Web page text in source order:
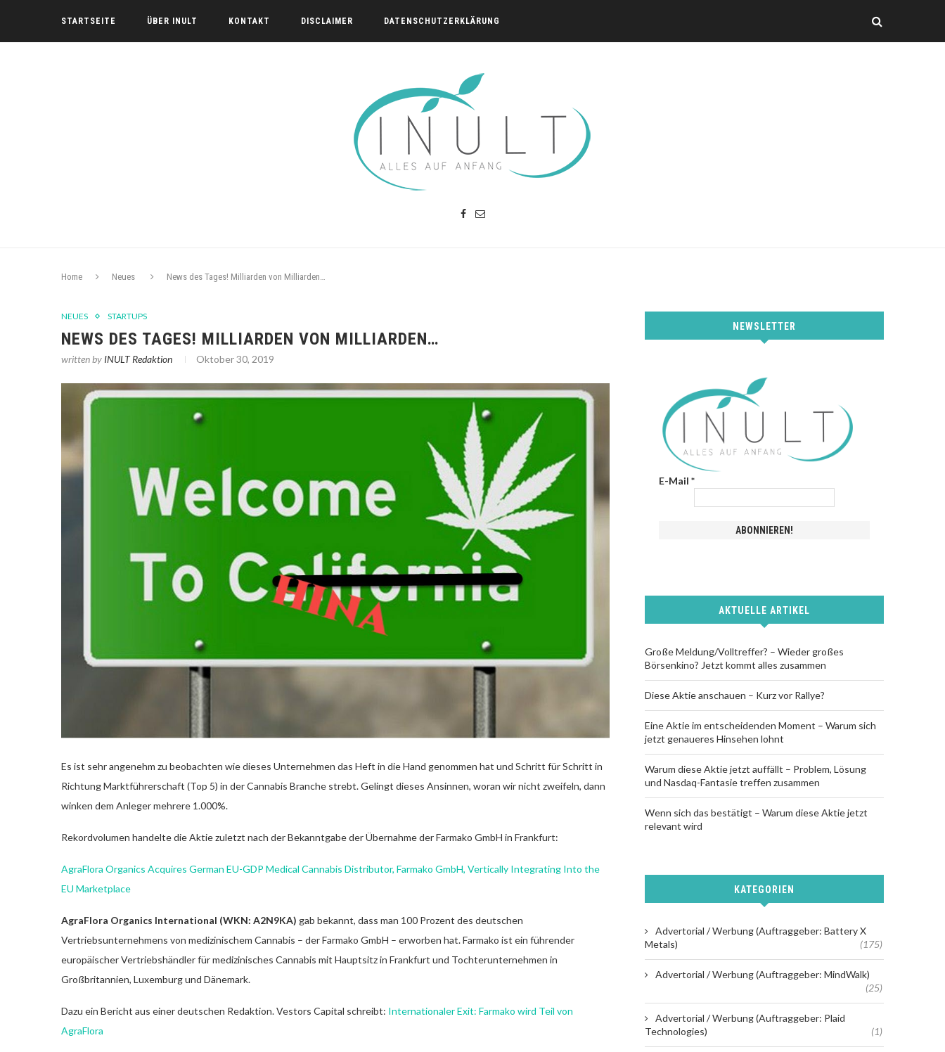
STARTSEITE ÜBER INULT KONTAKT DISCLAIMER DATENSCHUTZERKLÄRUNG
Home Neues News des Tages! Milliarden von Milliarden…
NEUES STARTUPS
NEWS DES TAGES! MILLIARDEN VON MILLIARDEN…
written by INULT Redaktion Oktober 30, 2019
Es ist sehr angenehm zu beobachten wie dieses Unternehmen das Heft in die Hand genommen hat und Schritt für Schritt in
Richtung Marktführerschaft (Top 5) in der Cannabis Branche strebt. Gelingt dieses Ansinnen, woran wir nicht zweifeln, dann
winken dem Anleger mehrere 1.000%.
Rekordvolumen handelte die Aktie zuletzt nach der Bekanntgabe der Übernahme der Farmako GmbH in Frankfurt:
AgraFlora Organics Acquires German EU-GDP Medical Cannabis Distributor, Farmako GmbH, Vertically Integrating Into the
EU Marketplace
AgraFlora Organics International (WKN: A2N9KA) gab bekannt, dass man 100 Prozent des deutschen
Vertriebsunternehmens von medizinischem Cannabis – der Farmako GmbH – erworben hat. Farmako ist ein führender
europäischer Vertriebshändler für medizinisches Cannabis mit Hauptsitz in Frankfurt und Tochterunternehmen in
Großbritannien, Luxemburg und Dänemark.
Dazu ein Bericht aus einer deutschen Redaktion. Vestors Capital schreibt: Internationaler Exit: Farmako wird Teil von
AgraFlora
NEWSLETTER
E-Mail *
AKTUELLE ARTIKEL
Große Meldung/Volltreffer? – Wieder großes
Börsenkino? Jetzt kommt alles zusammen
Diese Aktie anschauen – Kurz vor Rallye?
Eine Aktie im entscheidenden Moment – Warum sich
jetzt genaueres Hinsehen lohnt
Warum diese Aktie jetzt auffällt – Problem, Lösung
und Nasdaq-Fantasie treffen zusammen
Wenn sich das bestätigt – Warum diese Aktie jetzt
relevant wird
KATEGORIEN
Advertorial / Werbung (Auftraggeber: Battery X
Metals)
(175)
Advertorial / Werbung (Auftraggeber: MindWalk)
(25)
Advertorial / Werbung (Auftraggeber: Plaid
Technologies)
(1)